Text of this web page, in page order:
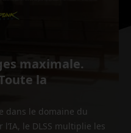
maximale.
la
dans le domaine du
le DLSS multiplie les